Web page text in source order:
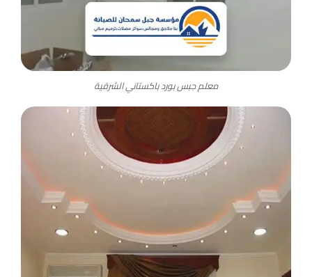
معلم جبس بورد باكستاني الشرقية